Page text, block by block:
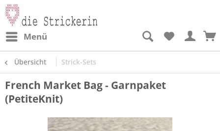
Menü
Übersicht Strick-Sets
French Market Bag - Garnpaket
(PetiteKnit)